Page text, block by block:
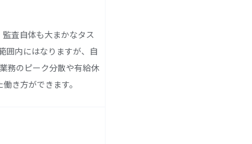
査自体も大まかなタス
囲内にはなりますが、自
務のピーク分散や有給休
き方ができます。